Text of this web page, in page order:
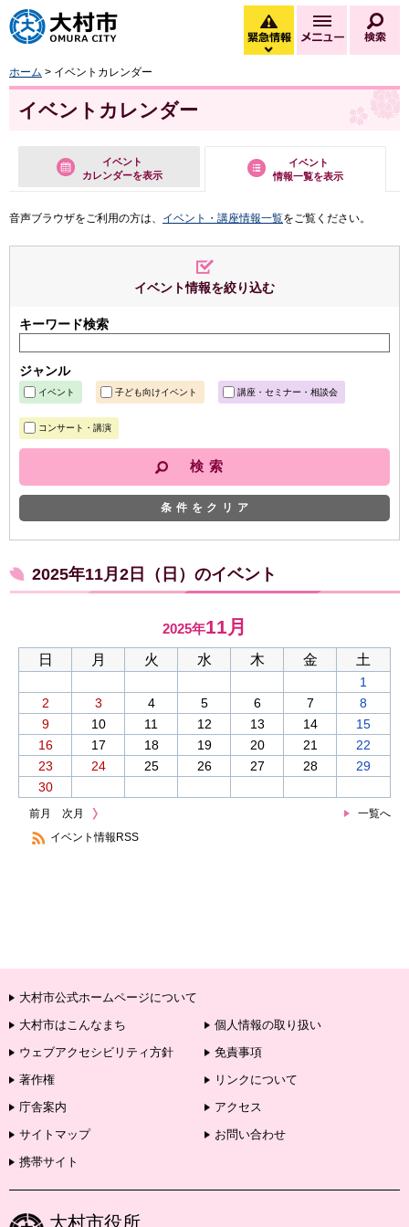
大村市
緊急情報
緊急情報を開く
メニュー
ホーム > イベントカレンダー
イベントカレンダー
イベント
カレンダーを表示
イベント
情報一覧を表示
音声ブラウザをご利用の方は、 イベント・講座情報一覧をご覧ください。
イベント情報を絞り込む
キーワード検索
ジャンル
イベント 子ども向けイベント 講座・セミナー・相談会
コンサート・講演
条件をクリア
2025年11月2日（日）のイベント
2025年11月
日 月 火 水 木 金 土
1
2
3 4 5 6 7
8
9
10 11 12 13 14
15
16
17 18 19 20 21
22
23
24 25 26 27 28
29
30
前月 一覧へ
次月
イベント情報RSS
大村市公式ホームページについて
大村市はこんなまち
個人情報の取り扱い
ウェブアクセシビリティ方針
免責事項
著作権
リンクについて
庁舎案内
アクセス
サイトマップ
お問い合わせ
携帯サイト
大村市役所